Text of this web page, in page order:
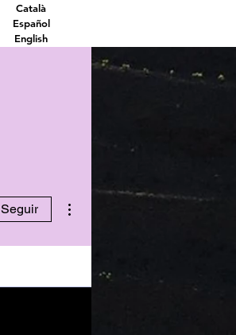
Català
Español
English
Seguir